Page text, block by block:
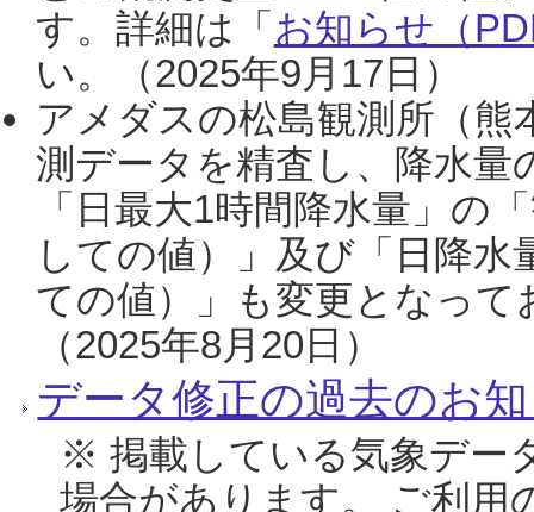
す。詳細は「 お知らせ（
い。（2025年9月17日）
アメダスの松島観測所（熊
測データを精査し、降水
「日最大1時間降水量」の
しての値）」及び「日降
ての値）」も変更となっ
（2025年8月20日）
データ修正の過去のお
※ 掲載している気象デー
場合があります。 ご利用